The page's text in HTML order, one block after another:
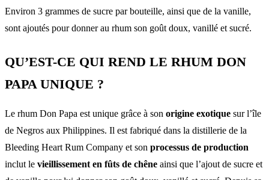
Environ 3 grammes de sucre par bouteille, ainsi que de la vanille,
sont ajoutés pour donner au rhum son goût doux, vanillé et sucré.
QU’EST-CE QUI REND LE RHUM DON
PAPA UNIQUE ?
Le rhum Don Papa est unique grâce à son origine exotique sur l’île
de Negros aux Philippines. Il est fabriqué dans la distillerie de la
Bleeding Heart Rum Company et son processus de production
inclut le vieillissement en fûts de chêne ainsi que l’ajout de sucre et